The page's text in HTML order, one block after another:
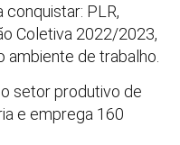
PLR,
Coletiva 2022/2023,
ambiente de trabalho.
setor produtivo de
e emprega 160